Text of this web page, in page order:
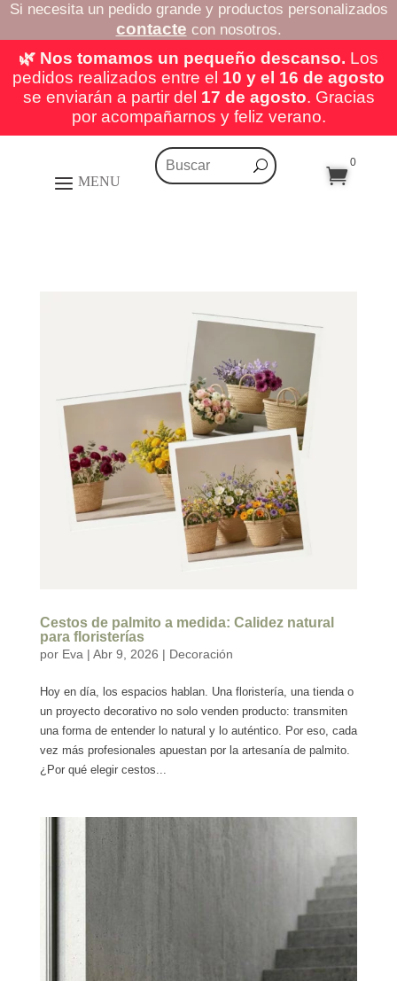
Si necesita un pedido grande y productos personalizados
contacte con nosotros.
🌿 Nos tomamos un pequeño descanso. Los
pedidos realizados entre el 10 y el 16 de agosto
se enviarán a partir del 17 de agosto. Gracias
por acompañarnos y feliz verano.

0
Cestos de palmito a medida: Calidez natural
para floristerías
por Eva | Abr 9, 2026 | Decoración
Hoy en día, los espacios hablan. Una floristería, una tienda o
un proyecto decorativo no solo venden producto: transmiten
una forma de entender lo natural y lo auténtico. Por eso, cada
vez más profesionales apuestan por la artesanía de palmito.
¿Por qué elegir cestos...